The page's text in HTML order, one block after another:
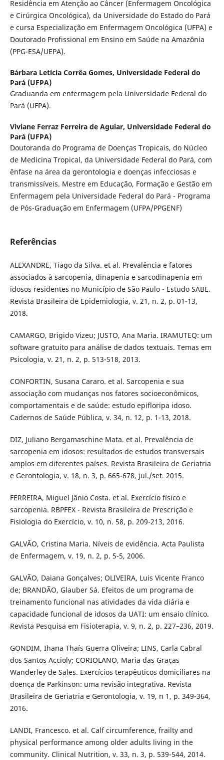
Residência em Atenção ao Câncer (Enfermagem Oncológica
e Cirúrgica Oncológica), da Universidade do Estado do Pará
e cursa Especialização em Enfermagem Oncológica (UFPA) e
Doutorado Profissional em Ensino em Saúde na Amazônia
(PPG-ESA/UEPA).
Bárbara Letícia Corrêa Gomes, Universidade Federal do
Pará (UFPA)
Graduanda em enfermagem pela Universidade Federal do
Pará (UFPA).
Viviane Ferraz Ferreira de Aguiar, Universidade Federal do
Pará (UFPA)
Doutoranda do Programa de Doenças Tropicais, do Núcleo
de Medicina Tropical, da Universidade Federal do Pará, com
ênfase na área da gerontologia e doenças infecciosas e
transmissíveis. Mestre em Educação, Formação e Gestão em
Enfermagem pela Universidade Federal do Pará - Programa
de Pós-Graduação em Enfermagem (UFPA/PPGENF)
Referências
ALEXANDRE, Tiago da Silva. et al. Prevalência e fatores
associados à sarcopenia, dinapenia e sarcodinapenia em
idosos residentes no Município de São Paulo - Estudo SABE.
Revista Brasileira de Epidemiologia, v. 21, n. 2, p. 01-13,
2018.
CAMARGO, Brigido Vizeu; JUSTO, Ana Maria. IRAMUTEQ: um
software gratuito para análise de dados textuais. Temas em
Psicologia, v. 21, n. 2, p. 513-518, 2013.
CONFORTIN, Susana Cararo. et al. Sarcopenia e sua
associação com mudanças nos fatores socioeconômicos,
comportamentais e de saúde: estudo epifloripa idoso.
Cadernos de Saúde Pública, v. 34, n. 12, p. 1-13, 2018.
DIZ, Juliano Bergamaschine Mata. et al. Prevalência de
sarcopenia em idosos: resultados de estudos transversais
amplos em diferentes países. Revista Brasileira de Geriatria
e Gerontologia, v. 18, n. 3, p. 665-678, jul./set. 2015.
FERREIRA, Miguel Jânio Costa. et al. Exercício físico e
sarcopenia. RBPFEX - Revista Brasileira de Prescrição e
Fisiologia do Exercício, v. 10, n. 58, p. 209-213, 2016.
GALVÃO, Cristina Maria. Níveis de evidência. Acta Paulista
de Enfermagem, v. 19, n. 2, p. 5-5, 2006.
GALVÃO, Daiana Gonçalves; OLIVEIRA, Luis Vicente Franco
de; BRANDÃO, Glauber Sá. Efeitos de um programa de
treinamento funcional nas atividades da vida diária e
capacidade funcional de idosos da UATI: um ensaio clínico.
Revista Pesquisa em Fisioterapia, v. 9, n. 2, p. 227–236, 2019.
GONDIM, Ihana Thaís Guerra Oliveira; LINS, Carla Cabral
dos Santos Accioly; CORIOLANO, Maria das Graças
Wanderley de Sales. Exercícios terapêuticos domiciliares na
doença de Parkinson: uma revisão integrativa. Revista
Brasileira de Geriatria e Gerontologia, v. 19, n 1, p. 349-364,
2016.
LANDI, Francesco. et al. Calf circumference, frailty and
physical performance among older adults living in the
community. Clinical Nutrition, v. 33, n. 3, p. 539-544, 2014.